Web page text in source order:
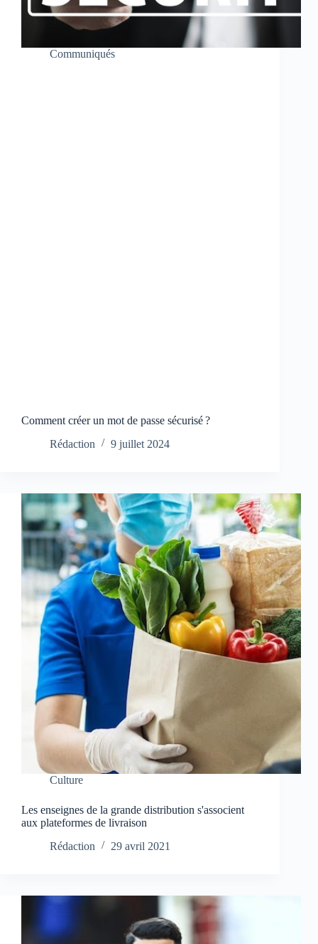
Communiqués
Comment créer un mot de passe sécurisé ?
Rédaction
9 juillet 2024
Culture
Les enseignes de la grande distribution s'associent
aux plateformes de livraison
Rédaction
29 avril 2021